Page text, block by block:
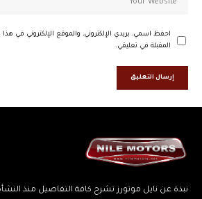
احفظ اسمي، بريدي الإلكتروني، والموقع الإلكتروني في
المقبلة في تعليقي.
نبذة عن نايل موتورز تشرح كافة التفاصيل منذ